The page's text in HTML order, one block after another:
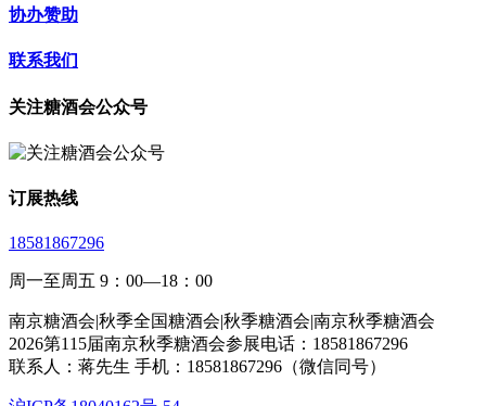
协办赞助
联系我们
关注糖酒会公众号
订展热线
18581867296
周一至周五 9：00—18：00
南京糖酒会|秋季全国糖酒会|秋季糖酒会|南京秋季糖酒会
2026第115届南京秋季糖酒会参展电话：18581867296
联系人：蒋先生 手机：18581867296（微信同号）